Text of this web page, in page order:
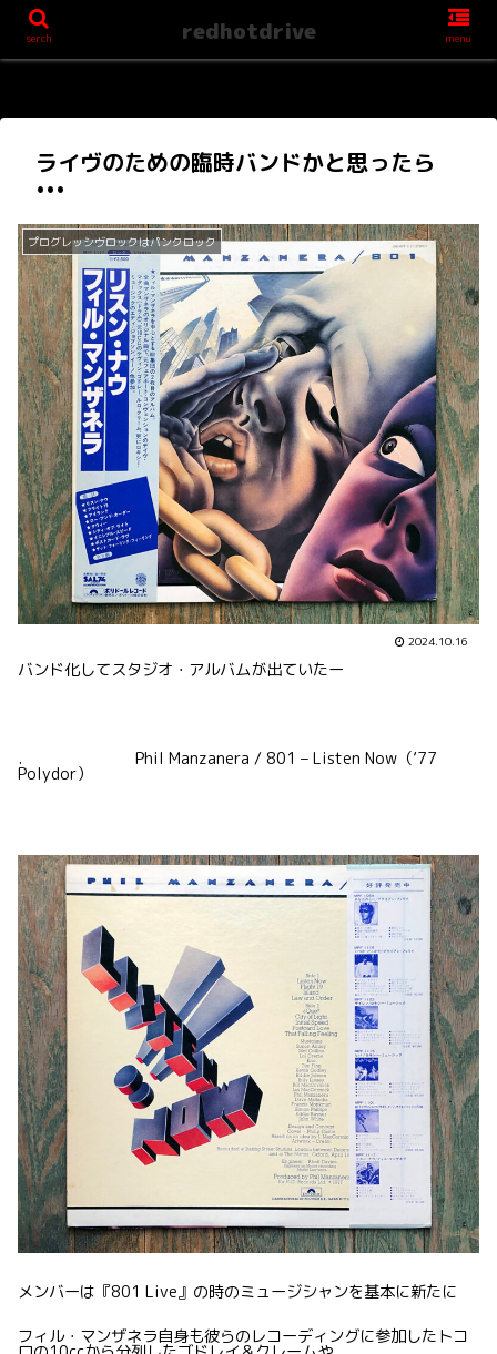
ライヴのための臨時バンドかと思ったら
•••
プログレッシヴロックはパンクロック
2024.10.16
バンド化してスタジオ・アルバムが出ていたー
. Phil Manzanera / 801 – Listen Now（’77
Polydor）
メンバーは『801 Live』の時のミュージシャンを基本に新たに
フィル・マンザネラ自身も彼らのレコーディングに参加したトコ
serch redhotdrive menu